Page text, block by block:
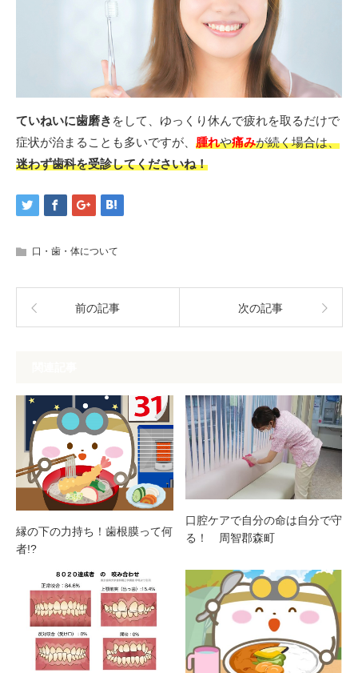
ていねいに歯磨き をして、ゆっくり休んで疲れを取るだけで
症状が治まることも多いですが、 腫れや痛みが続く場合は、
迷わず歯科を受診してくださいね！
口・歯・体について
前の記事 次の記事
縁の下の力持ち！歯根膜って何
者!?
口腔ケアで自分の命は自分で守
る！ 周智郡森町